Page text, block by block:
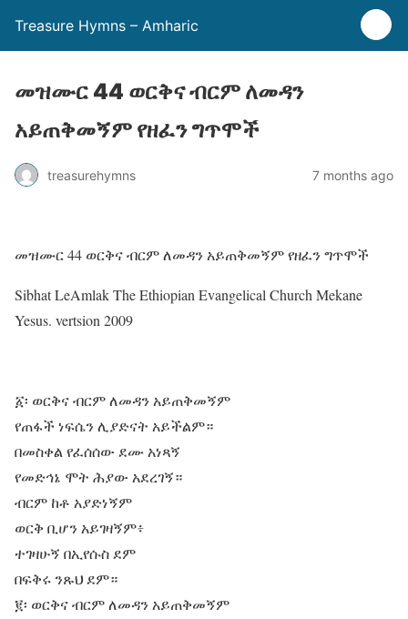
Treasure Hymns – Amharic
መዝሙር 44 ወርቅና ብርም ለመዳን
አይጠቅመኝም የዘፈን ግጥሞች
treasurehymns 7 months ago
መዝሙር 44 ወርቅና ብርም ለመዳን አይጠቅመኝም የዘፈን ግጥሞች
Sibhat LeAmlak The Ethiopian Evangelical Church Mekane
Yesus. vertsion 2009
፩፡ ወርቅና ብርም ለመዳን አይጠቅመኝም
የጠፋች ነፍሴን ሊያድናት አይችልም።
በመስቀል የፈሰሰው ደሙ አነጻኝ
የመድኅኔ ሞት ሕያው አደረገኝ።
ብርም ከቶ አያድነኝም
ወርቅ ቢሆን አይገዛኝም፥
ተገዛሁኝ በኢየሱስ ደም
በፍቅሩ ንጹህ ደም።
፪፡ ወርቅና ብርም ለመዳን አይጠቅመኝም